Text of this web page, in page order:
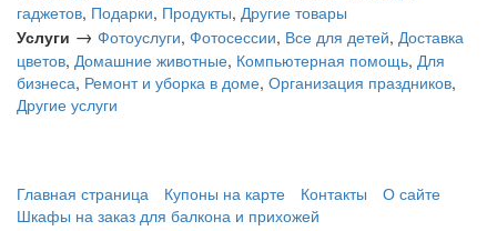
гаджетов, Подарки, Продукты, Другие товары
Услуги → Фотоуслуги, Фотосессии, Все для детей, Доставка
цветов, Домашние животные, Компьютерная помощь, Для
бизнеса, Ремонт и уборка в доме, Организация праздников,
Другие услуги
Главная страница Купоны на карте Контакты
О сайте
Шкафы на заказ для балкона и прихожей